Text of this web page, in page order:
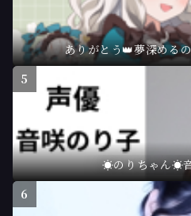
ありがとう👑夢深める
5
☀️のりちゃん☀️
6